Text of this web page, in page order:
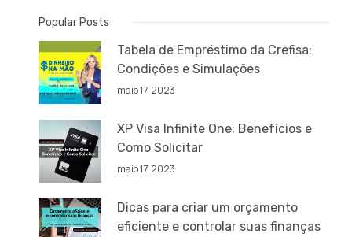
Popular Posts
Tabela de Empréstimo da Crefisa:
Condições e Simulações
maio 17, 2023
XP Visa Infinite One: Benefícios e
Como Solicitar
maio 17, 2023
Dicas para criar um orçamento
eficiente e controlar suas finanças